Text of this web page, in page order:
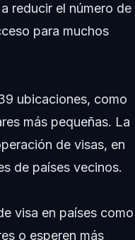
reducir el número de
para muchos
ubicaciones, como
más pequeñas. La
de visas, en
de países vecinos.
visa en países como
o esperen más